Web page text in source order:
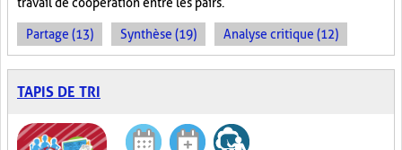
Partage (13) Synthèse (19) Analyse critique (12)
TAPIS DE TRI